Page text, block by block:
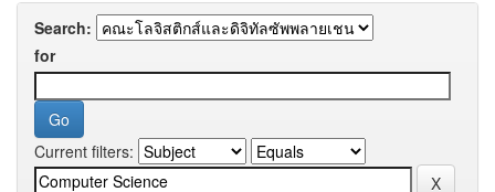
Search:
for
Current filters: